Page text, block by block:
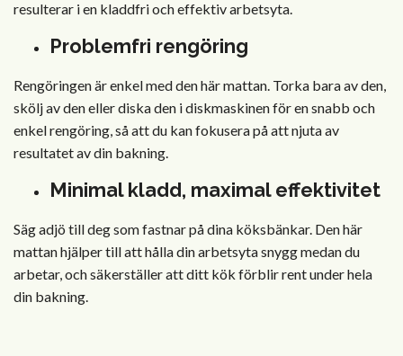
resulterar i en kladdfri och effektiv arbetsyta.
Problemfri rengöring
Rengöringen är enkel med den här mattan. Torka bara av den,
skölj av den eller diska den i diskmaskinen för en snabb och
enkel rengöring, så att du kan fokusera på att njuta av
resultatet av din bakning.
Minimal kladd, maximal effektivitet
Säg adjö till deg som fastnar på dina köksbänkar. Den här
mattan hjälper till att hålla din arbetsyta snygg medan du
arbetar, och säkerställer att ditt kök förblir rent under hela
din bakning.